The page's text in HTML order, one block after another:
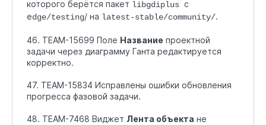
которого берётся пакет libgdiplus с
edge/testing/ на latest-stable/community/.
46. TEAM-15699 Поле Название проектной
задачи через диаграмму Ганта редактируется
корректно.
47. TEAM-15834 Исправлены ошибки обновления
прогресса фазовой задачи.
48. TEAM-7468 Виджет Лента объекта не